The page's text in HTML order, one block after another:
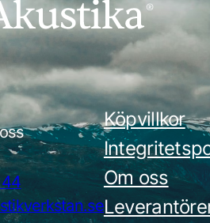
Köpvillkor
Om oss